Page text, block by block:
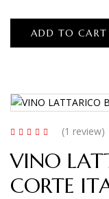
ADD TO CART
of 5
(1 review)
VINO
CORTE